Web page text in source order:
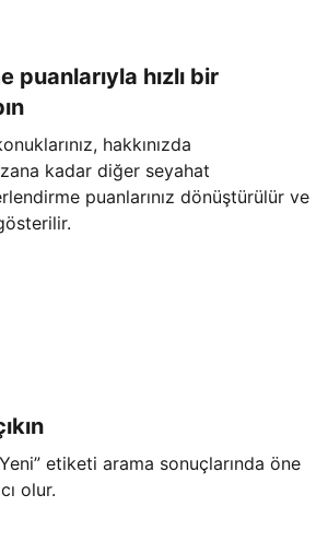
puanlarıyla hızlı bir
hakkınızda
kadar diğer seyahat
puanlarınız dönüştürülür ve
etiketi arama sonuçlarında öne
olur.